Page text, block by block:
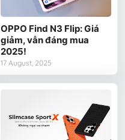
OPPO Find N3 Flip: Giá
giảm, vẫn đáng mua
2025!
17 August, 2025